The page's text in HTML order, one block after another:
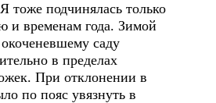
тоже подчинялась только
и временам года. Зимой
саду
в пределах
При отклонении в
по пояс увязнуть в